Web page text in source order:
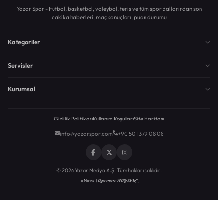
Yazar Spor - Futbol, basketbol, voleybol, tenis ve tüm spor dallarından son
dakika haberleri, maç sonuçları, puan durumu
Kategoriler
Servisler
Kurumsal
Gizlilik PolitikasıKullanım KoşullarıSite Haritası
info@yazarspor.com +90 501 379 08 08
© 2026 Yazar Medya A.Ş. Tüm hakları saklıdır.
eNews |Egemen KEYDAL